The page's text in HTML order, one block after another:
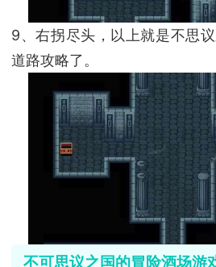
9、右拐尽头，以上就是不思
道路攻略了。
不可思议之国的冒险酒场游